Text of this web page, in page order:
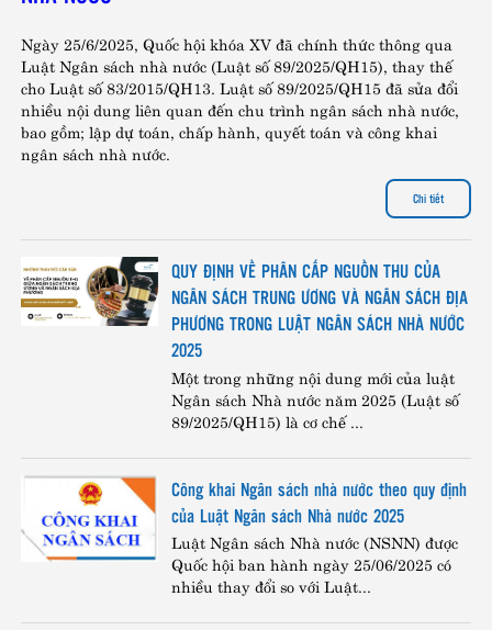
Ngày 25/6/2025, Quốc hội khóa XV đã chính thức thông qua
Luật Ngân sách nhà nước (Luật số 89/2025/QH15), thay thế
cho Luật số 83/2015/QH13. Luật số 89/2025/QH15 đã sửa đổi
nhiều nội dung liên quan đến chu trình ngân sách nhà nước,
bao gồm; lập dự toán, chấp hành, quyết toán và công khai
ngân sách nhà nước.
Chi tiết
QUY ĐỊNH VỀ PHÂN CẤP NGUỒN THU CỦA
NGÂN SÁCH TRUNG ƯƠNG VÀ NGÂN SÁCH ĐỊA
PHƯƠNG TRONG LUẬT NGÂN SÁCH NHÀ NƯỚC
2025
Một trong những nội dung mới của luật
Ngân sách Nhà nước năm 2025 (Luật số
89/2025/QH15) là cơ chế ...
Công khai Ngân sách nhà nước theo quy định
của Luật Ngân sách Nhà nước 2025
Luật Ngân sách Nhà nước (NSNN) được
Quốc hội ban hành ngày 25/06/2025 có
nhiều thay đổi so với Luật...
Địa chỉ liên hệ
Tầng 2, Tòa B, Số 101 Láng Hạ, Đống Đa, Hà Nội
1900.5555.26